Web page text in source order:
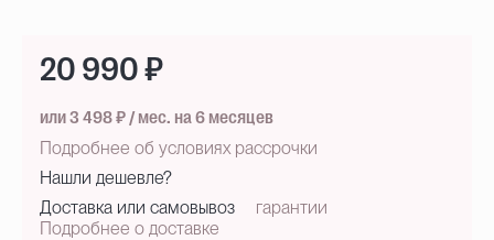
20 990 ₽
или 3 498 ₽ / мес. на 6 месяцев
Подробнее об условиях рассрочки
Нашли дешевле?
Доставка или самовывоз
Подробнее о доставке
гарантии